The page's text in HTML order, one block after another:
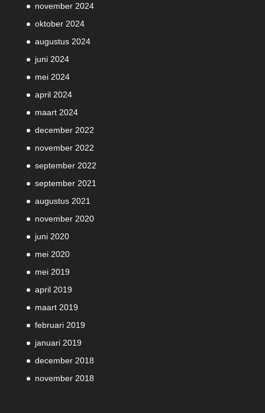
november 2024
oktober 2024
augustus 2024
juni 2024
mei 2024
april 2024
maart 2024
december 2022
november 2022
september 2022
september 2021
augustus 2021
november 2020
juni 2020
mei 2020
mei 2019
april 2019
maart 2019
februari 2019
januari 2019
december 2018
november 2018